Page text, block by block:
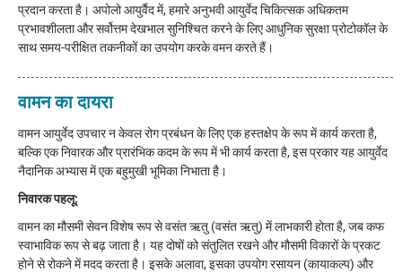
प्रदान करता है। अपोलो आयुर्वैद में, हमारे अनुभवी आयुर्वेद चिकित्सक अधिकतम
प्रभावशीलता और सर्वोत्तम देखभाल सुनिश्चित करने के लिए आधुनिक सुरक्षा प्रोटोकॉल के
साथ समय-परीक्षित तकनीकों का उपयोग करके वमन करते हैं।
वामन का दायरा
वामन आयुर्वेद उपचार न केवल रोग प्रबंधन के लिए एक हस्तक्षेप के रूप में कार्य करता है,
बल्कि एक निवारक और प्रारंभिक कदम के रूप में भी कार्य करता है, इस प्रकार यह आयुर्वेद
नैदानिक ​​अभ्यास में एक बहुमुखी भूमिका निभाता है।
निवारक पहलू:
वामन का मौसमी सेवन विशेष रूप से वसंत ऋतु (वसंत ऋतु) में लाभकारी होता है, जब कफ
स्वाभाविक रूप से बढ़ जाता है। यह दोषों को संतुलित रखने और मौसमी विकारों के प्रकट
होने से रोकने में मदद करता है। इसके अलावा, इसका उपयोग रसायन (कायाकल्प) और